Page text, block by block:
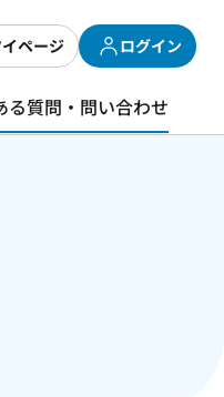
ページ ログイン
る質問・問い合わせ